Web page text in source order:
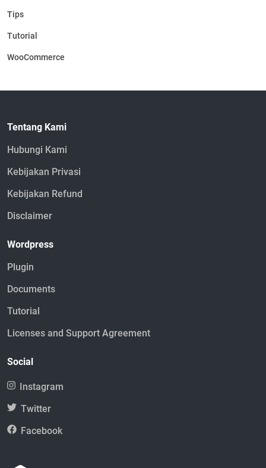
Tips
Tutorial
WooCommerce
Tentang Kami
Hubungi Kami
Kebijakan Privasi
Kebijakan Refund
Disclaimer
Wordpress
Plugin
Documents
Tutorial
Licenses and Support Agreement
Social
Instagram
Twitter
Facebook